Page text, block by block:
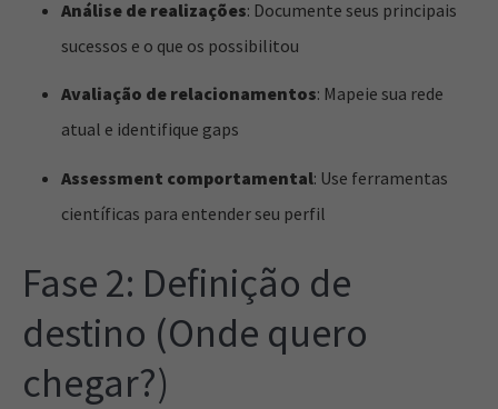
Análise de realizações: Documente seus principais
sucessos e o que os possibilitou
Avaliação de relacionamentos: Mapeie sua rede
atual e identifique gaps
Assessment comportamental: Use ferramentas
científicas para entender seu perfil
Fase 2: Definição de
destino (Onde quero
chegar?)